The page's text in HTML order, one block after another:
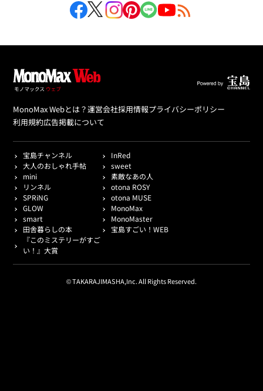
MonoMax Webとは？運営会社採用情報プライバシーポリシー
利用規約広告掲載について
宝島チャンネル
InRed
大人のおしゃれ手帖
sweet
mini
素敵なあの人
リンネル
otona ROSY
SPRiNG
otona MUSE
GLOW
MonoMax
smart
MonoMaster
田舎暮らしの本
宝島すごい！WEB
『このミステリーがすご
い！』大賞
© TAKARAJIMASHA,Inc. All Rights Reserved.